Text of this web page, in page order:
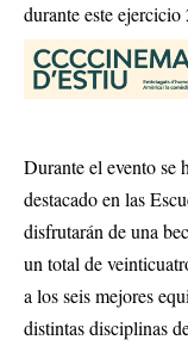
durante este ejercicio
Durante el evento se
destacado en las
disfrutarán de una
un total de
a los seis mejores
distintas disciplinas